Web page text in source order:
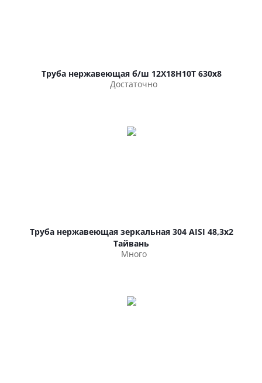
Труба нержавеющая б/ш 12Х18Н10Т 630х8
Достаточно
Труба нержавеющая зеркальная 304 AISI 48,3х2
Тайвань
Много